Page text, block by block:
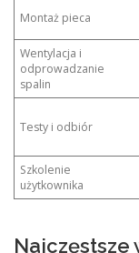
Montaż pieca
Wentylacja i
odprowadzanie
spalin
Testy i odbiór
Szkolenie
użytkownika
Najczęstsze